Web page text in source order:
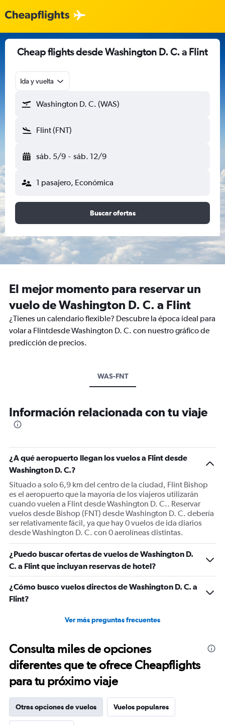
Cheap flights desde Washington D. C. a Flint
Ida y vuelta
Washington D. C. (WAS)
Flint (FNT)
sáb. 5/9 - sáb. 12/9
1 pasajero, Económica
Buscar ofertas
El mejor momento para reservar un
vuelo de Washington D. C. a Flint
¿Tienes un calendario flexible? Descubre la época ideal para
volar a Flintdesde Washington D. C. con nuestro gráfico de
predicción de precios.
WAS-FNT
Información relacionada con tu viaje
¿A qué aeropuerto llegan los vuelos a Flint desde
Washington D. C.?
Situado a solo 6,9 km del centro de la ciudad, Flint Bishop
es el aeropuerto que la mayoría de los viajeros utilizarán
cuando vuelen a Flint desde Washington D. C.. Reservar
vuelos desde Bishop (FNT) desde Washington D. C. debería
ser relativamente fácil, ya que hay 0 vuelos de ida diarios
desde Washington D. C. con 0 aerolíneas distintas.
¿Puedo buscar ofertas de vuelos de Washington D.
C. a Flint que incluyan reservas de hotel?
¿Cómo busco vuelos directos de Washington D. C. a
Flint?
Ver más preguntas frecuentes
Consulta miles de opciones
diferentes que te ofrece Cheapflights
para tu próximo viaje
Otras opciones de vuelos Vuelos populares